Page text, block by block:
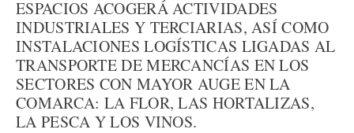
ESPACIOS ACOGERÁ ACTIVIDADES
INDUSTRIALES Y TERCIARIAS, ASÍ COMO
INSTALACIONES LOGÍSTICAS LIGADAS AL
TRANSPORTE DE MERCANCÍAS EN LOS
SECTORES CON MAYOR AUGE EN LA
COMARCA: LA FLOR, LAS HORTALIZAS,
LA PESCA Y LOS VINOS.